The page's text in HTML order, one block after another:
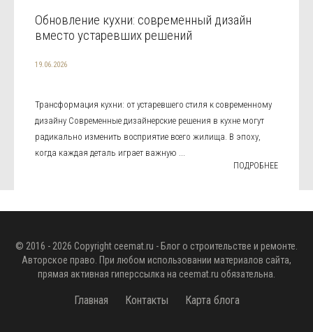
Обновление кухни: современный дизайн
вместо устаревших решений
19.06.2026
Трансформация кухни: от устаревшего стиля к современному
дизайну Современные дизайнерские решения в кухне могут
радикально изменить восприятие всего жилища. В эпоху,
когда каждая деталь играет важную ...
ПОДРОБНЕЕ
© 2016 - 2026 Copyright ceemat.ru - Блог о строительстве и ремонте.
Авторское право. При любом использовании материалов сайта,
прямая активная гиперссылка на ceemat.ru обязательна.
Главная Контакты Карта блога